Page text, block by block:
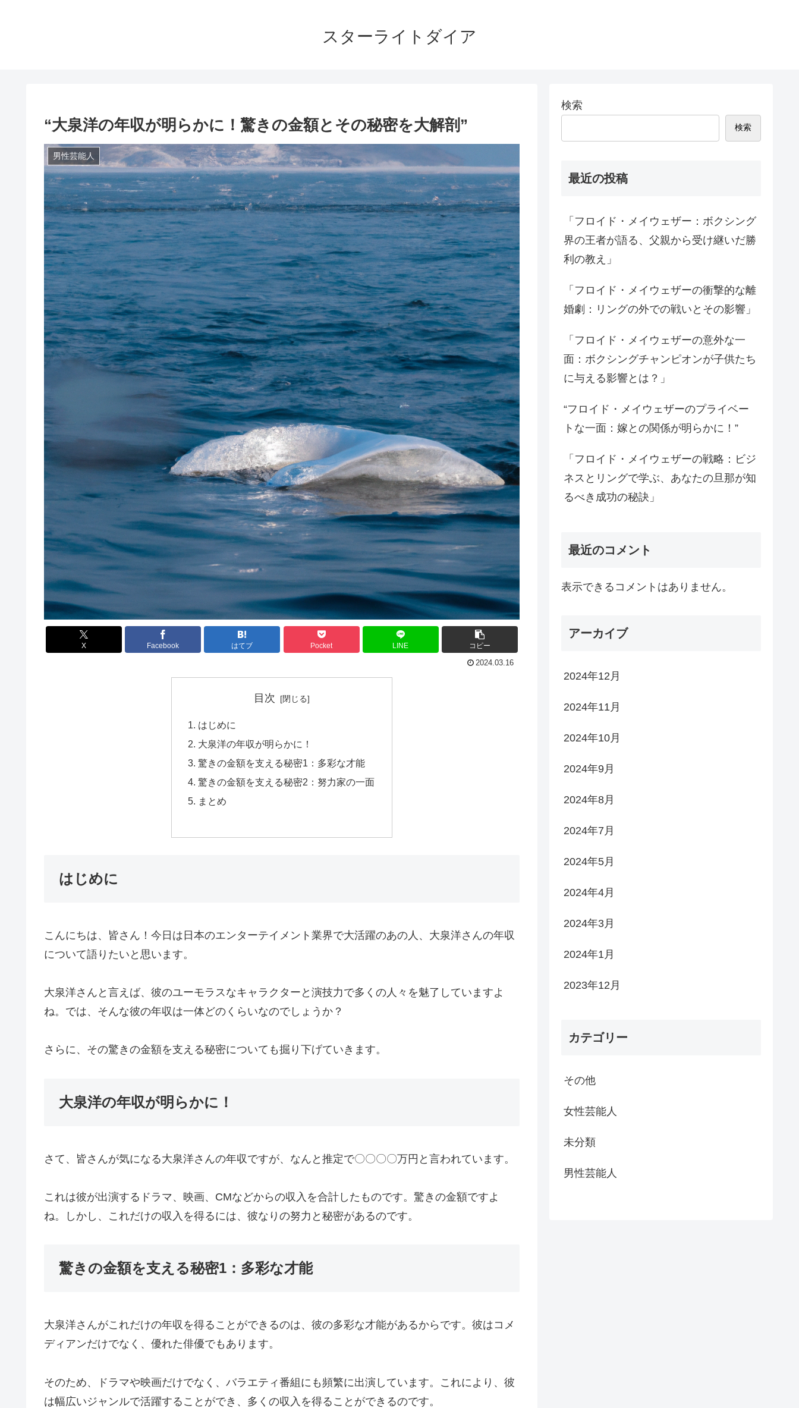
スターライトダイア
“大泉洋の年収が明らかに！驚きの金額とその秘密を大解剖”
男性芸能人
X Facebook はてブ Pocket LINE コピー
2024.03.16
目次
はじめに
大泉洋の年収が明らかに！
驚きの金額を支える秘密1：多彩な才能
驚きの金額を支える秘密2：努力家の一面
まとめ
はじめに
こんにちは、皆さん！今日は日本のエンターテイメント業界で大活躍のあの人、大泉洋さんの年収
について語りたいと思います。
大泉洋さんと言えば、彼のユーモラスなキャラクターと演技力で多くの人々を魅了していますよ
ね。では、そんな彼の年収は一体どのくらいなのでしょうか？
さらに、その驚きの金額を支える秘密についても掘り下げていきます。
大泉洋の年収が明らかに！
さて、皆さんが気になる大泉洋さんの年収ですが、なんと推定で〇〇〇〇万円と言われています。
これは彼が出演するドラマ、映画、CMなどからの収入を合計したものです。驚きの金額ですよ
ね。しかし、これだけの収入を得るには、彼なりの努力と秘密があるのです。
驚きの金額を支える秘密1：多彩な才能
大泉洋さんがこれだけの年収を得ることができるのは、彼の多彩な才能があるからです。彼はコメ
ディアンだけでなく、優れた俳優でもあります。
そのため、ドラマや映画だけでなく、バラエティ番組にも頻繁に出演しています。これにより、彼
は幅広いジャンルで活躍することができ、多くの収入を得ることができるのです。
検索
検索
最近の投稿
「フロイド・メイウェザー：ボクシング
界の王者が語る、父親から受け継いだ勝
利の教え」
「フロイド・メイウェザーの衝撃的な離
婚劇：リングの外での戦いとその影響」
「フロイド・メイウェザーの意外な一
面：ボクシングチャンピオンが子供たち
に与える影響とは？」
“フロイド・メイウェザーのプライベー
トな一面：嫁との関係が明らかに！”
「フロイド・メイウェザーの戦略：ビジ
ネスとリングで学ぶ、あなたの旦那が知
るべき成功の秘訣」
最近のコメント
表示できるコメントはありません。
アーカイブ
2024年12月
2024年11月
2024年10月
2024年9月
2024年8月
2024年7月
2024年5月
2024年4月
2024年3月
2024年1月
2023年12月
カテゴリー
その他
女性芸能人
未分類
男性芸能人